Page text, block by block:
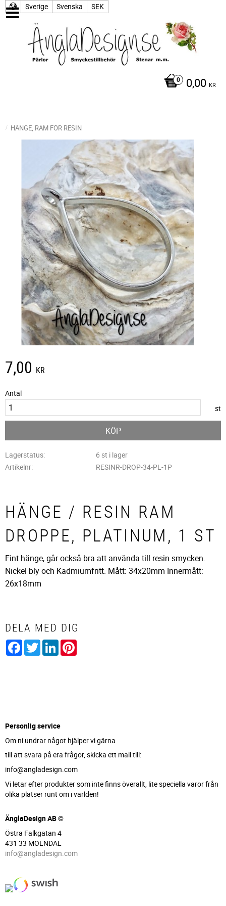
Sverige Svenska SEK
0,00 KR
HÄNGE, RAM FÖR RESIN
7,00 KR
Antal
st
KÖP
Lagerstatus
6 st i lager
Artikelnr
RESINR-DROP-34-PL-1P
HÄNGE / RESIN RAM
DROPPE, PLATINUM, 1 ST
Fint hänge, går också bra att använda till resin smycken.
Nickel bly och Kadmiumfritt. Mått: 34x20mm Innermått:
26x18mm
DELA MED DIG
Facebook
TwitterLinkedIn
Personlig service
Om ni undrar något hjälper vi gärna
till att svara på era frågor, skicka ett mail till:
info@angladesign.com
Vi letar efter produkter som inte finns överallt, lite speciella varor från
olika platser runt om i världen!
ÄnglaDesign AB ©
Östra Falkgatan 4
431 33 MÖLNDAL
info@angladesign.com